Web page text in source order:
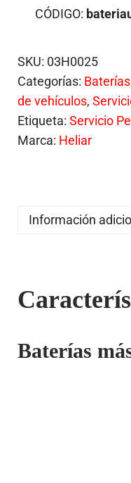
CÓDIGO:
SKU: 03H0025
Categorías:
de vehículos,
Etiqueta: Servicio
Marca: Heliar
Información
Baterías